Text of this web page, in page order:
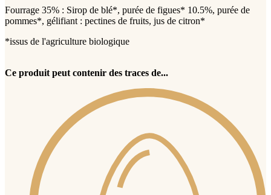
Fourrage 35% : Sirop de blé*, purée de figues* 10.5%, purée de
pommes*, gélifiant : pectines de fruits, jus de citron*
*issus de l'agriculture biologique
Ce produit peut contenir des traces de...